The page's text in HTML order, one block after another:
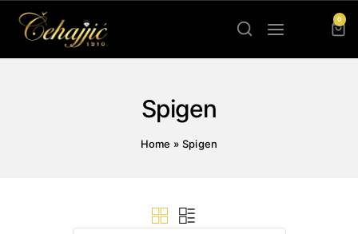
0
Spigen
Home » Spigen